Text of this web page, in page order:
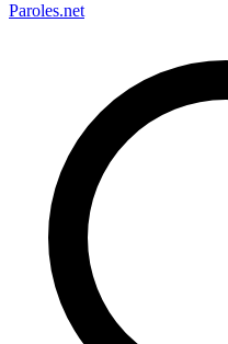
Paroles.net